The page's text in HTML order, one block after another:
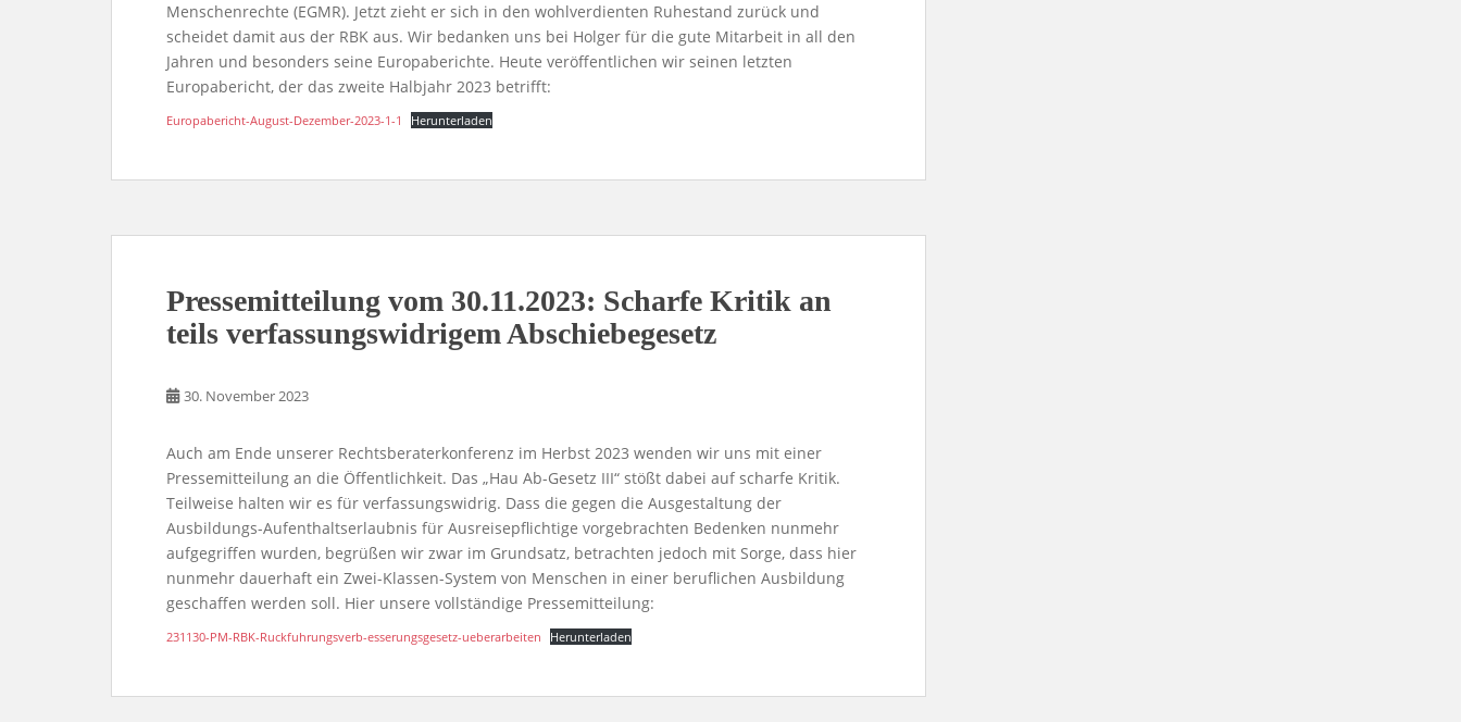
Menschenrechte (EGMR). Jetzt zieht er sich in den wohlverdienten Ruhestand zurück und
scheidet damit aus der RBK aus. Wir bedanken uns bei Holger für die gute Mitarbeit in all den
Jahren und besonders seine Europaberichte. Heute veröffentlichen wir seinen letzten
Europabericht, der das zweite Halbjahr 2023 betrifft:
Europabericht-August-Dezember-2023-1-1 Herunterladen
Pressemitteilung vom 30.11.2023: Scharfe Kritik an
teils verfassungswidrigem Abschiebegesetz
30. November 2023
Auch am Ende unserer Rechtsberaterkonferenz im Herbst 2023 wenden wir uns mit einer
Pressemitteilung an die Öffentlichkeit. Das „Hau Ab-Gesetz III“ stößt dabei auf scharfe Kritik.
Teilweise halten wir es für verfassungswidrig. Dass die gegen die Ausgestaltung der
Ausbildungs-Aufenthaltserlaubnis für Ausreisepflichtige vorgebrachten Bedenken nunmehr
aufgegriffen wurden, begrüßen wir zwar im Grundsatz, betrachten jedoch mit Sorge, dass hier
nunmehr dauerhaft ein Zwei-Klassen-System von Menschen in einer beruflichen Ausbildung
geschaffen werden soll. Hier unsere vollständige Pressemitteilung:
231130-PM-RBK-Ruckfuhrungsverb-esserungsgesetz-ueberarbeiten Herunterladen